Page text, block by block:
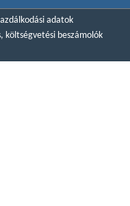
adatok
költségvetési beszámolók